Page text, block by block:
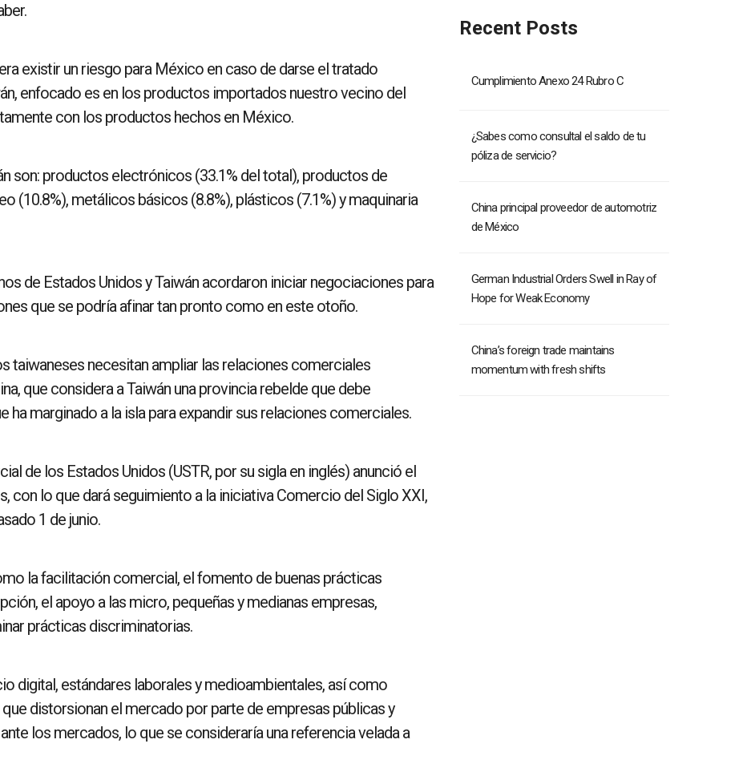
existir un riesgo para México en caso de darse el tratado
enfocado es en los productos importados nuestro vecino del
con los productos hechos en México.
son: productos electrónicos (33.1% del total), productos de
(10.8%), metálicos básicos (8.8%), plásticos (7.1%) y maquinaria
de Estados Unidos y Taiwán acordaron iniciar negociaciones para
que se podría afinar tan pronto como en este otoño.
taiwaneses necesitan ampliar las relaciones comerciales
que considera a Taiwán una provincia rebelde que debe
ha marginado a la isla para expandir sus relaciones comerciales.
de los Estados Unidos (USTR, por su sigla en inglés) anunció el
con lo que dará seguimiento a la iniciativa Comercio del Siglo XXI,
1 de junio.
la facilitación comercial, el fomento de buenas prácticas
el apoyo a las micro, pequeñas y medianas empresas,
prácticas discriminatorias.
digital, estándares laborales y medioambientales, así como
distorsionan el mercado por parte de empresas públicas y
los mercados, lo que se consideraría una referencia velada a
Recent Posts
Cumplimiento Anexo 24 Rubro C
¿Sabes como consultal el saldo de tu
póliza de servicio?
China principal proveedor de automotriz
de México
German Industrial Orders Swell in Ray of
Hope for Weak Economy
China’s foreign trade maintains
momentum with fresh shifts